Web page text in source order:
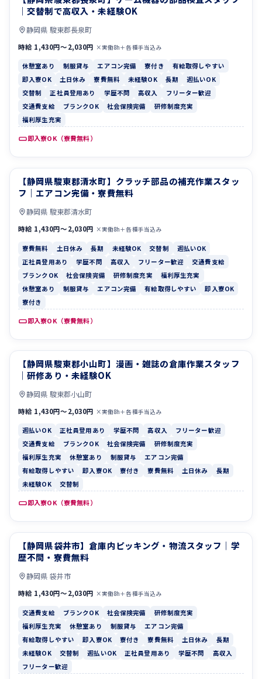
｜交替制で高収入・未経験OK
静岡県 駿東郡長泉町
時給 1,430円〜2,030円 ×実働8h＋各種手当込み
休憩室あり 制服貸与 エアコン完備 寮付き
有給取得しやすい
即入寮OK
土日休み 寮費無料 未経験OK 長期
週払いOK
交替制
正社員登用あり 学歴不問 高収入
フリーター歓迎
交通費支給
ブランクOK 社会保険完備
研修制度充実
福利厚生充実
即入寮OK（寮費無料）
寮費無料 土日休み
【静岡県駿東郡清水町】クラッチ部品の補充作業スタッ
フ｜エアコン完備・寮費無料
静岡県 駿東郡清水町
時給 1,430円〜2,030円 ×実働8h＋各種手当込み
寮費無料 土日休み 長期 未経験OK 交替制
週払いOK
正社員登用あり
学歴不問 高収入 フリーター歓迎
交通費支給
ブランクOK
社会保険完備 研修制度充実
福利厚生充実
休憩室あり
制服貸与 エアコン完備 有給取得しやすい
即入寮OK
寮付き
即入寮OK（寮費無料）
週払いOK 正社員登用あり
【静岡県駿東郡小山町】漫画・雑誌の倉庫作業スタッフ
｜研修あり・未経験OK
静岡県 駿東郡小山町
時給 1,430円〜2,030円 ×実働8h＋各種手当込み
週払いOK 正社員登用あり 学歴不問 高収入
フリーター歓迎
交通費支給
ブランクOK 社会保険完備
研修制度充実
福利厚生充実
休憩室あり 制服貸与
エアコン完備
有給取得しやすい
即入寮OK 寮付き 寮費無料 土日休み
長期
未経験OK
交替制
即入寮OK（寮費無料）
交通費支給 ブランクOK
【静岡県袋井市】倉庫内ピッキング・物流スタッフ｜学
歴不問・寮費無料
静岡県 袋井市
時給 1,430円〜2,030円 ×実働8h＋各種手当込み
交通費支給 ブランクOK 社会保険完備
研修制度充実
福利厚生充実
休憩室あり 制服貸与
エアコン完備
有給取得しやすい
即入寮OK 寮付き 寮費無料 土日休み
長期
未経験OK
交替制 週払いOK 正社員登用あり 学歴不問
高収入
フリーター歓迎